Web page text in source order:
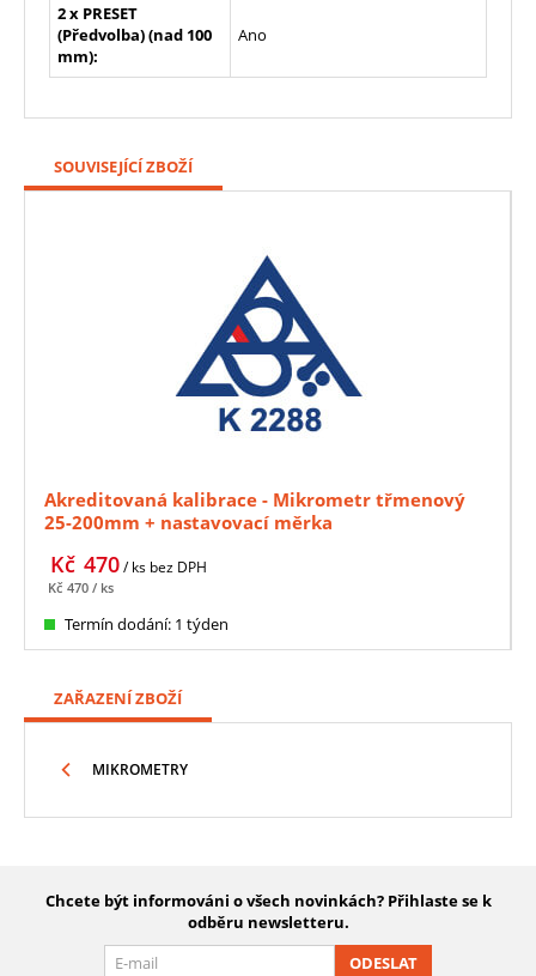
2 x PRESET
(Předvolba) (nad 100
mm):
Ano
SOUVISEJÍCÍ ZBOŽÍ
Akreditovaná kalibrace - Mikrometr třmenový
25-200mm + nastavovací měrka
470
Kč / ks bez DPH
470
Kč / ks
Termín dodání: 1 týden
ZAŘAZENÍ ZBOŽÍ
MIKROMETRY
Chcete být informováni o všech novinkách? Přihlaste se k
odběru newsletteru.
ODESLAT